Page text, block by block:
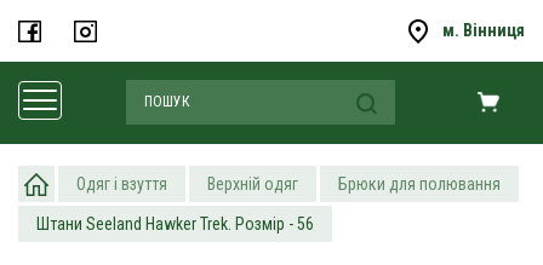
м. Вінниця
Одяг і взуття Верхній одяг Брюки для полювання
Штани Seeland Hawker Trek. Розмір - 56